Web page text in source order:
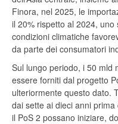
Finora, nel 2025, le
il 20% rispetto al 2024,
condizioni climatiche
da parte dei consumatori
Sul lungo periodo, i 50 mld
essere forniti dal progetto
ulteriormente questo dato.
dai sette ai dieci anni
il PoS 2 possano iniziare,